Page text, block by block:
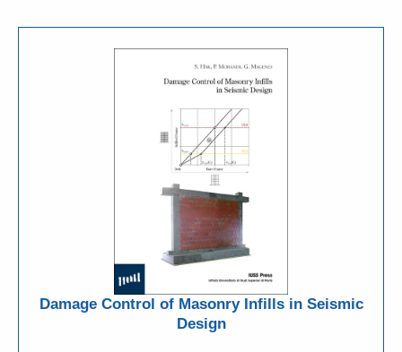
Damage Control of Masonry Infills in Seismic
Design